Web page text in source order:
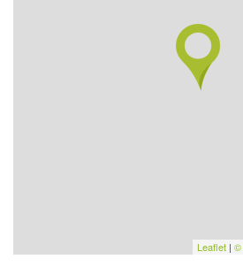
Leaflet | ©